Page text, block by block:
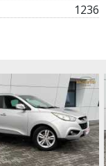
1236